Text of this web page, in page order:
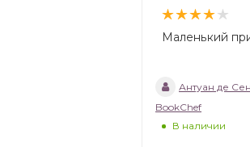
Маленький
Антуан де
BookChef
В наличии